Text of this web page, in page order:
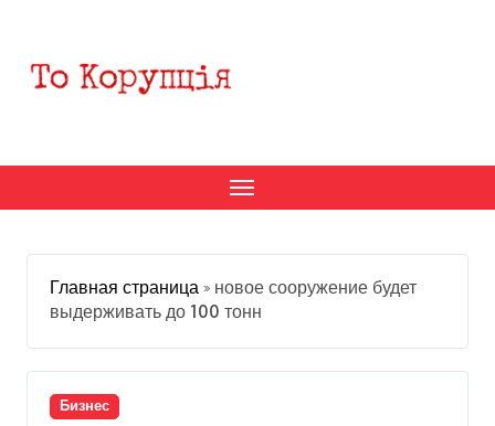
содержанию
Главная страница » новое сооружение будет
выдерживать до 100 тонн
Бизнес